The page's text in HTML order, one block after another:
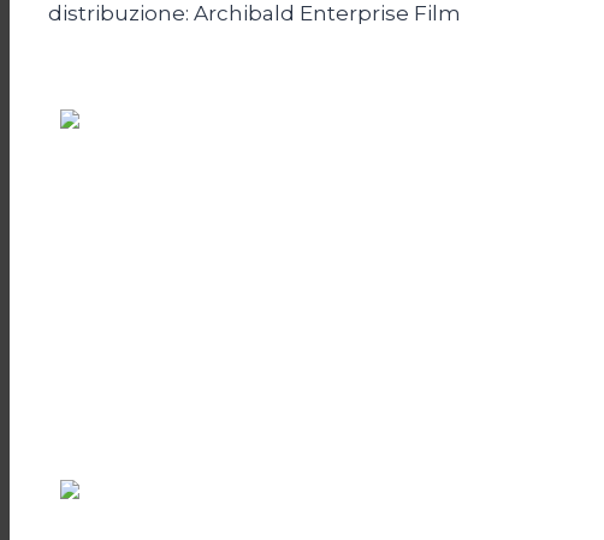
distribuzione: Archibald Enterprise Film